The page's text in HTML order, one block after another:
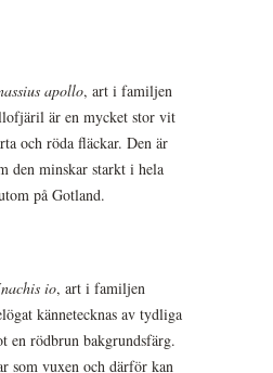
apollo, art i familjen
är en mycket stor vit
och röda fläckar. Den är
den minskar starkt i hela
på Gotland.
io, art i familjen
kännetecknas av tydliga
en rödbrun bakgrundsfärg.
som vuxen och därför kan